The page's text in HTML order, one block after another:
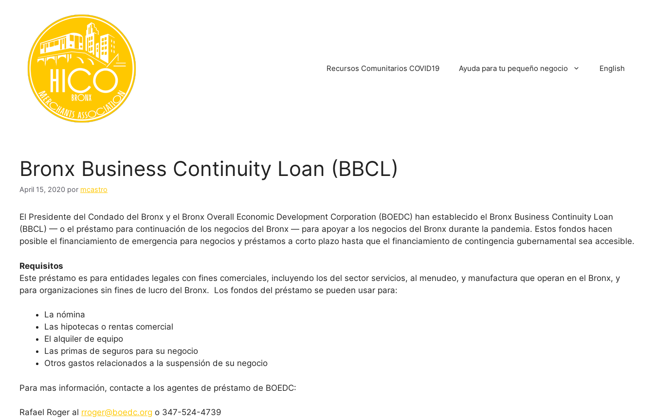
Recursos Comunitarios COVID19 Ayuda para tu pequeño negocio English
Bronx Business Continuity Loan (BBCL)
April 15, 2020 por mcastro
El Presidente del Condado del Bronx y el Bronx Overall Economic Development Corporation (BOEDC) han establecido el Bronx Business Continuity Loan
(BBCL) — o el préstamo para continuación de los negocios del Bronx — para apoyar a los negocios del Bronx durante la pandemia. Estos fondos hacen
posible el financiamiento de emergencia para negocios y préstamos a corto plazo hasta que el financiamiento de contingencia gubernamental sea accesible.
Requisitos
Este préstamo es para entidades legales con fines comerciales, incluyendo los del sector servicios, al menudeo, y manufactura que operan en el Bronx, y
para organizaciones sin fines de lucro del Bronx. Los fondos del préstamo se pueden usar para:
La nómina
Las hipotecas o rentas comercial
El alquiler de equipo
Las primas de seguros para su negocio
Otros gastos relacionados a la suspensión de su negocio
Para mas información, contacte a los agentes de préstamo de BOEDC:
Rafael Roger al rroger@boedc.org o 347-524-4739